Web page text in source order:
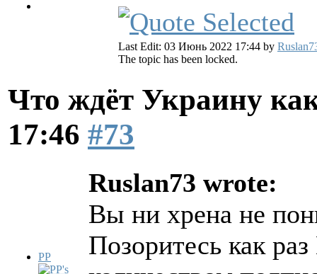
Last Edit: 03 Июнь 2022 17:44 by
The topic has been locked.
Что ждёт Украину
17:46 #73
PP
Ruslan73 wrote:
Вы ни хрена не
Позоритесь как